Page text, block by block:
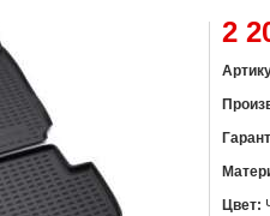
2
Цвет: